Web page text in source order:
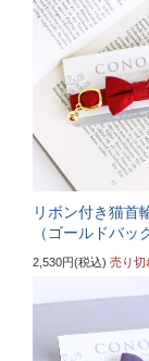
ぴっ
サイズ
ぴ
リボン付き猫首
（ゴールドバッ
2,530円(税込) 売り切